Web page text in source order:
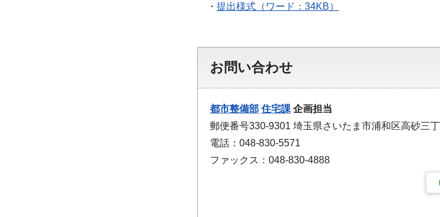
・ 提出様式（ワード：34KB）
お問い合わせ
都市整備部 住宅課 企画担当
郵便番号330-9301 埼玉県さいたま市浦和区高砂三
電話：048-830-5571
ファックス：048-830-4888